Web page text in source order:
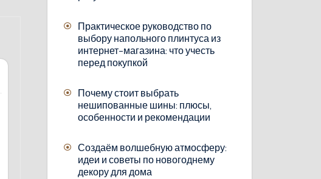
Практическое руководство по
выбору напольного плинтуса из
интернет-магазина: что учесть
перед покупкой
Почему стоит выбрать
нешипованные шины: плюсы,
особенности и рекомендации
Создаём волшебную атмосферу:
идеи и советы по новогоднему
декору для дома